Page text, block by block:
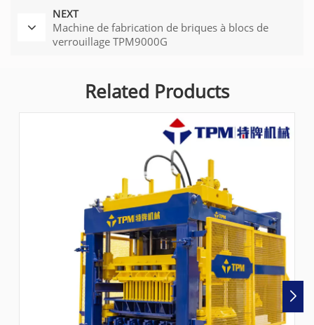
NEXT
Machine de fabrication de briques à blocs de
verrouillage TPM9000G
Related Products